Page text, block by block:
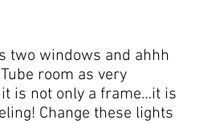
two windows and ahhh
room as very
is not only a frame…it is
Change these lights